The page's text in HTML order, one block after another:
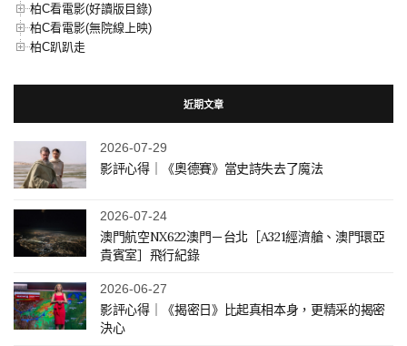
柏C看電影(好讀版目錄)
柏C看電影(無院線上映)
柏C趴趴走
近期文章
2026-07-29
影評心得｜《奧德賽》當史詩失去了魔法
2026-07-24
澳門航空NX622澳門－台北［A321經濟艙、澳門環亞
貴賓室］飛行紀錄
2026-06-27
影評心得｜《揭密日》比起真相本身，更精采的揭密
決心